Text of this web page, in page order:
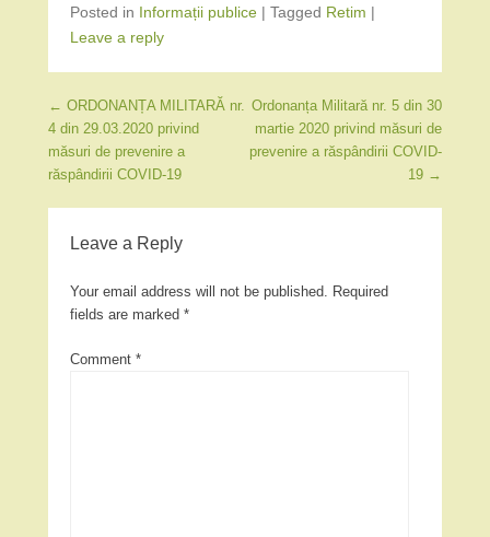
Posted in Informații publice | Tagged Retim |
Leave a reply
Post navigation
← ORDONANȚA MILITARĂ nr.
4 din 29.03.2020 privind
măsuri de prevenire a
răspândirii COVID-19
Ordonanța Militară nr. 5 din 30
martie 2020 privind măsuri de
prevenire a răspândirii COVID-
19 →
Leave a Reply
Your email address will not be published. Required
fields are marked *
Comment *